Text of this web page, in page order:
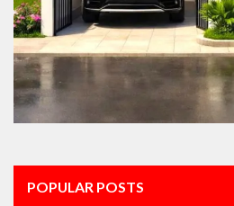
POPULAR POSTS